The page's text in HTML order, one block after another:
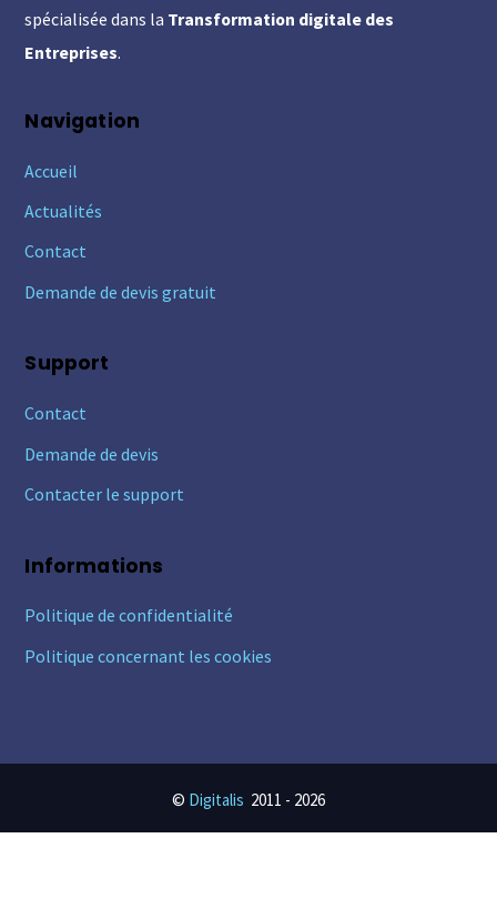
spécialisée dans la Transformation digitale des
Entreprises.
Navigation
Accueil
Actualités
Contact
Demande de devis gratuit
Support
Contact
Demande de devis
Contacter le support
Informations
Politique de confidentialité
Politique concernant les cookies
© Digitalis 2011 - 2026